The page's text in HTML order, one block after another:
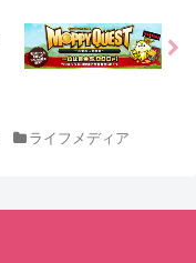
ライフメディア